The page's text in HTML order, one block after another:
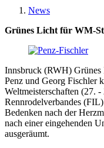
News
Grünes Licht für WM-
Innsbruck (RWH) Grünes
Penz und Georg Fischler
Weltmeisterschaften (27.
Rennrodelverbandes
Bedenken nach der
nach einer eingehenden
ausgeräumt.